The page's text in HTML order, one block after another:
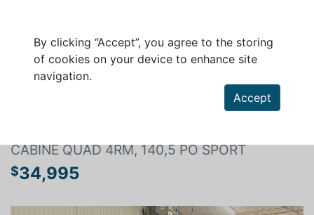
By clicking “Accept”, you agree to the storing
of cookies on your device to enhance site
navigation.
Accept
CABINE QUAD 4RM, 140,5 PO SPORT
$34,995